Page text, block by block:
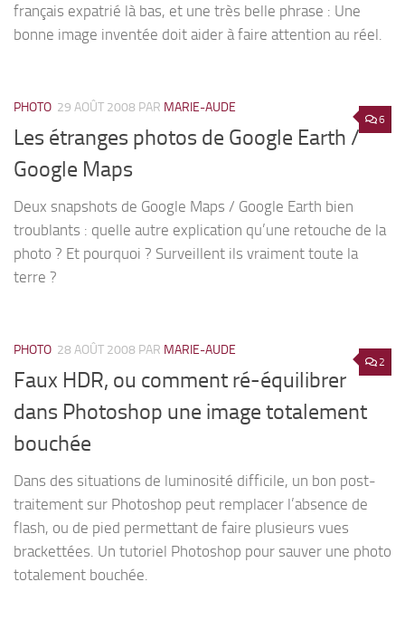
français expatrié là bas, et une très belle phrase : Une
bonne image inventée doit aider à faire attention au réel.
6
PHOTO 29 AOÛT 2008 PAR MARIE-AUDE
Les étranges photos de Google Earth /
Google Maps
Deux snapshots de Google Maps / Google Earth bien
troublants : quelle autre explication qu’une retouche de la
photo ? Et pourquoi ? Surveillent ils vraiment toute la
terre ?
2
PHOTO 28 AOÛT 2008 PAR MARIE-AUDE
Faux HDR, ou comment ré-équilibrer
dans Photoshop une image totalement
bouchée
Dans des situations de luminosité difficile, un bon post-
traitement sur Photoshop peut remplacer l’absence de
flash, ou de pied permettant de faire plusieurs vues
brackettées. Un tutoriel Photoshop pour sauver une photo
totalement bouchée.